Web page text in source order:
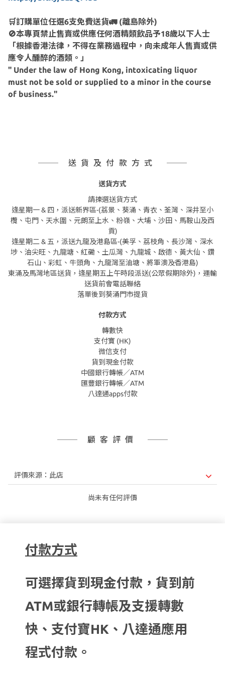
🛒訂購單位任選6支免費送貨🚛 (離島除外)
🚫本專頁禁止售賣或供應任何酒精類飲品予18歲以下人士
「根據香港法律，不得在業務過程中，向未成年人售賣或供
應令人醺醉的酒類。」
" Under the law of Hong Kong, intoxicating liquor
must not be sold or supplied to a minor in the course
of business."
送貨及付款方式
送貨方式
請揀選送貨方式
逢星期一 & 四，派送新界區-(荔景、葵涌、青衣、荃灣、深井至小
欖、屯門、天水圍、元朗至上水、粉嶺、大埔、沙田、馬鞍山及西
貢)
逢星期二 & 五，派送九龍及港島區-(美孚、荔枝角、長沙灣、深水
埗、油尖旺、九龍塘、紅磡、土瓜灣、九龍城、啟德、黃大仙、鑽
石山、彩虹、牛頭角、九龍灣至油塘、將軍澳及香港島)
東涌及馬灣地區送貨，逢星期五上午時段派送(公眾假期除外)，運輸
送貨前會電話聯絡
落單後到葵涌門市提貨
付款方式
轉數快
支付寶 (HK)
微信支付
貨到現金付款
中國銀行轉帳／ATM
匯豐銀行轉帳／ATM
八達通apps付款
顧客評價
尚未有任何評價
付款方式
可選擇貨到現金付款，貨到前
ATM或銀行轉帳及支援轉數
快、支付寶HK、八達通應用
程式付款。